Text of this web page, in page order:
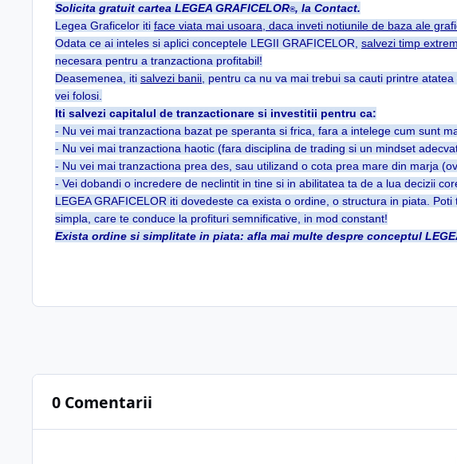
Solicita gratuit cartea LEGEA GRAFICELOR®, la Contact.
Legea Graficelor iti face viata mai usoara, daca inveti notiunile de baza ale
Odata ce ai inteles si aplici conceptele LEGII GRAFICELOR, salvezi timp
necesara pentru a tranzactiona profitabil!
Deasemenea, iti salvezi banii , pentru ca nu va mai trebui sa cauti printre
vei folosi.
Iti salvezi capitalul de tranzactionare si investitii pentru ca:
- Nu vei mai tranzactiona bazat pe speranta si frica, fara a intelege cum sunt
- Nu vei mai tranzactiona haotic (fara disciplina de trading si un mindset
- Nu vei mai tranzactiona prea des, sau utilizand o cota prea mare din marja
- Vei dobandi o incredere de neclintit in tine si in abilitatea ta de a lua decizii
LEGEA GRAFICELOR iti dovedeste ca exista o ordine, o structura in piata.
simpla, care te conduce la profituri semnificative, in mod constant!
Exista ordine si simplitate in piata: afla mai multe despre conceptul
0 Comentarii